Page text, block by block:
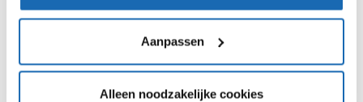
Aanpassen
Alleen noodzakelijke cookies
bezoekmagneet
Naast de groei in bezoek aan Lidl zien we ook een
aanzienlijke aantrekkingskracht van het
feestassortiment. 55% van de consumenten die bij Lidl
kerstboodschappen doen, geeft aan dat de Lidl’s